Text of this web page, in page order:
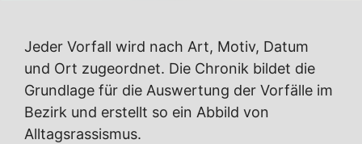
Jeder Vorfall wird nach Art, Motiv, Datum
und Ort zugeordnet. Die Chronik bildet die
Grundlage für die Auswertung der Vorfälle im
Bezirk und erstellt so ein Abbild von
Alltagsrassismus.